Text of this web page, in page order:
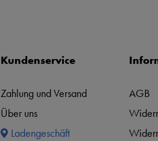
Kundenservice
Zahlung und Versand
Über uns
Ladengeschäft
AGB